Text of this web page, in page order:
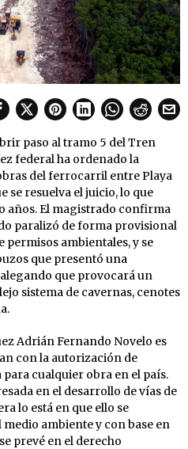
paso al tramo 5 del Tren
federal ha ordenado la
del ferrocarril entre Playa
se resuelva el juicio, lo que
años. El magistrado confirma
paralizó de forma provisional
ambientales, y se
que presentó una
que provocará un
sistema de cavernas, cenotes
Adrián Fernando Novelo es
con la autorización de
cualquier obra en el país.
en el desarrollo de vías de
lo está en que ello se
ambiente y con base en
prevé en el derecho